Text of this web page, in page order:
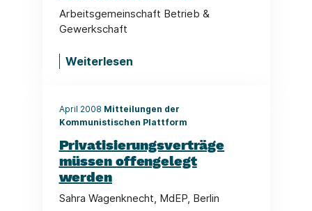
Arbeitsgemeinschaft Betrieb &
Gewerkschaft
Weiterlesen
April 2008 Mitteilungen der
Kommunistischen Plattform
Privatisierungsverträge
müssen offengelegt
werden
Sahra Wagenknecht, MdEP, Berlin